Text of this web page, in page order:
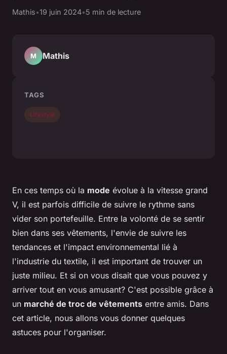
Mathis•19 juin 2024•5 min de lecture
En ces temps où la mode évolue à la vitesse grand
V, il est parfois difficile de suivre le rythme sans
vider son portefeuille. Entre la volonté de se sentir
bien dans ses vêtements, l'envie de suivre les
tendances et l'impact environnemental lié à
l'industrie du textile, il est important de trouver un
juste milieu. Et si on vous disait que vous pouvez y
arriver tout en vous amusant? C'est possible grâce à
un marché de troc de vêtements entre amis. Dans
cet article, nous allons vous donner quelques
astuces pour l'organiser.
M Mathis
TAGS
Lifestyle